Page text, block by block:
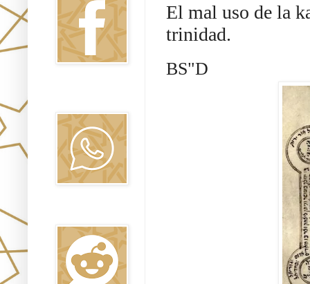
El mal uso de la
trinidad.
BS"D